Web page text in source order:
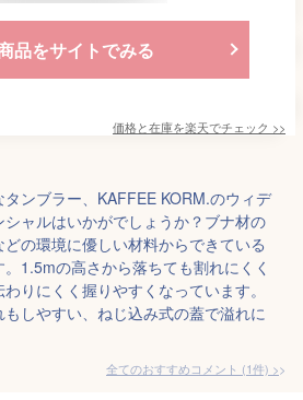
品をサイトでみる
価格と在庫を楽天でチェック >>
ンブラー、KAFFEE KORM.のウィデ
シャルはいかがでしょうか？ブナ材の
の環境に優しい材料からできている
1.5mの高さから落ちても割れにくく
わりにくく握りやすくなっています。
しやすい、ねじ込み式の蓋で溢れに
全てのおすすめコメント (1件) >